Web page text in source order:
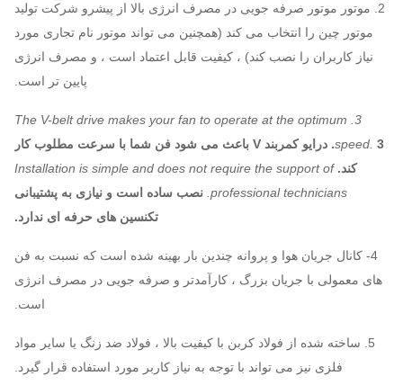
پنکه دمنده گریز
از مرکزسیستم
پیکربندی
جیک
تکلیف
ورودی هوا ،
دمپر ورودی
Q235، Q345، SS304،
SS316، HG785،
DB685 ...
شافت اصلی
فولاد 45 # (فولاد
ساختاری کربن با
استحکام بالا) ، 42CrMo
، استیل ضد زنگ ...
FAG، SKF، NSK،
ZWZ…
پنکه دمنده گریز
اختیاری
قاب پایه سیستم ، غربالگری محافظ ، خاموش
، ایزولاسیون شوک ، کوپل دیافراگم ، اتصال
مایع ، پوشش باران موتور ، سنسور دما ،
2. موتور موتور صرفه جویی در مصرف انرژی بالا از پیشرو شرکت تولید
موتور چین را انتخاب می کند (همچنین می تواند موتور نام تجاری مورد
نیاز کاربران را نصب کند) ، کیفیت قابل اعتماد است ، و مصرف انرژی
پایین تر است.
3. The V-belt drive makes your fan to operate at the optimum
speed.
3. درایو کمربند V باعث می شود فن شما با سرعت مطلوب کار
کند. Installation is simple and does not require the support of
professional technicians. نصب ساده است و نیازی به پشتیبانی
تکنسین های حرفه ای ندارد.
4- کانال جریان هوا و پروانه چندین بار بهینه شده است که نسبت به فن
های معمولی با جریان بزرگ ، کارآمدتر و صرفه جویی در مصرف انرژی
است.
5. ساخته شده از فولاد کربن با کیفیت بالا ، فولاد ضد زنگ یا سایر مواد
فلزی نیز می تواند با توجه به نیاز کاربر مورد استفاده قرار گیرد.